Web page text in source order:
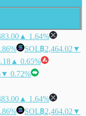
▲ 1.64%
SOL฿2,464.02 ▼
▲ 0.65%
▼ 0.72%
▲ 1.64%
SOL฿2,464.02 ▼